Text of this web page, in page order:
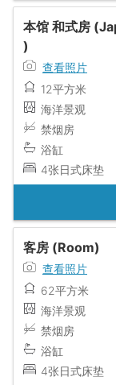
本馆 和式房
)
查看照片
12平方米
海洋景观
禁烟房
浴缸
4张日式床垫
客房 (Room)
查看照片
62平方米
海洋景观
禁烟房
浴缸
4张日式床垫